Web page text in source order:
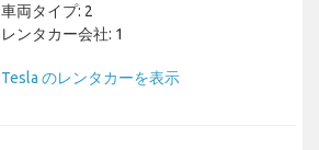
車両タイプ: 2
レンタカー会社: 1
Tesla のレンタカーを表示